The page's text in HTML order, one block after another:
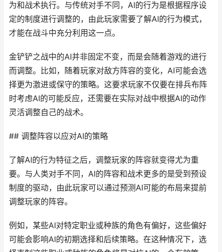
为和战术执行。与传统对手不同，AI的行为是根据程序设
定的制度进行调整的，由此玩家需要了解AI的行为模式，
才能在战斗中充分利用这一点。
金铲铲之战中的AI并非固定不变，而是会随着游戏的进行
而调整。比如，随着玩家对敌方阵容的变化，AI可能会选
择更为激进或保守的策略。这要求玩家不仅要在排兵布阵
时考虑AI的可能反应，还需要在实际对战中根据AI的动作
灵活调整自己的战术。
## 调整阵容以应对AI的策略
了解AI的行为特征之后，调整玩家的阵容就变得尤为重
要。与人类对手不同，AI的阵容和战术更多的是受到预设
制度的驱动，由此玩家可以通过预测AI可能的布局来提前
调整玩家的阵容。
例如，某些AI对特定职业或种族的角色有偏好，这些偏好
可能会影响AI的初期选择和后续策略。在这种情况下，选